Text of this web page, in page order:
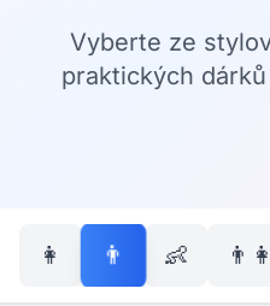
Vyberte ze
praktických
👩 👨 👶